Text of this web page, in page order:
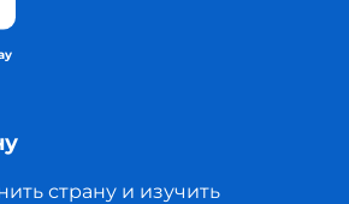
страну и изучить